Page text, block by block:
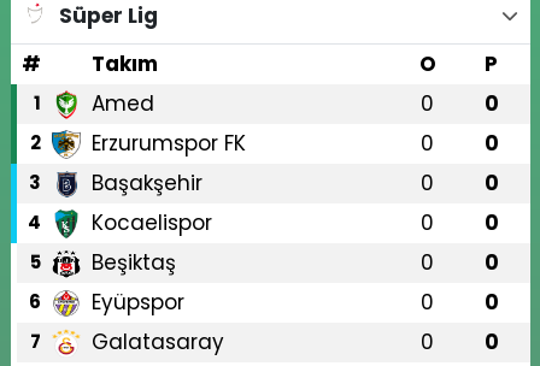
Süper Lig
#
Takım O P
1 Amed 0 0
2 Erzurumspor FK 0 0
3 Başakşehir 0 0
4 Kocaelispor 0 0
5 Beşiktaş 0 0
6 Eyüpspor 0 0
7 Galatasaray 0 0